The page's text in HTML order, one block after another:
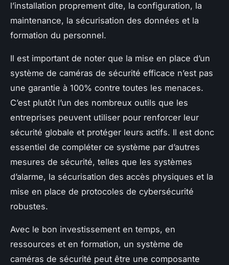
l’installation proprement dite, la configuration, la
maintenance, la sécurisation des données et la
formation du personnel.
Il est important de noter que la mise en place d’un
système de caméras de sécurité efficace n’est pas
une garantie à 100% contre toutes les menaces.
C’est plutôt l’un des nombreux outils que les
entreprises peuvent utiliser pour renforcer leur
sécurité globale et protéger leurs actifs. Il est donc
essentiel de compléter ce système par d’autres
mesures de sécurité, telles que les systèmes
d’alarme, la sécurisation des accès physiques et la
mise en place de protocoles de cybersécurité
robustes.
Avec le bon investissement en temps, en
ressources et en formation, un système de
caméras de sécurité peut être une composante